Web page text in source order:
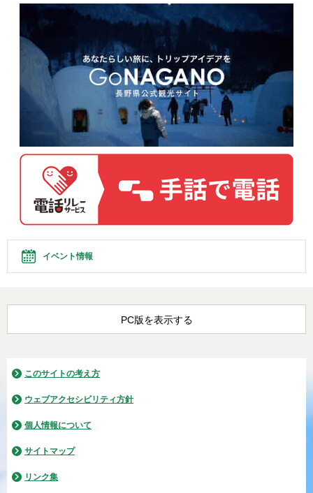
イベント情報
PC版を表示する
このサイトの考え方
ウェブアクセシビリティ方針
個人情報について
サイトマップ
リンク集